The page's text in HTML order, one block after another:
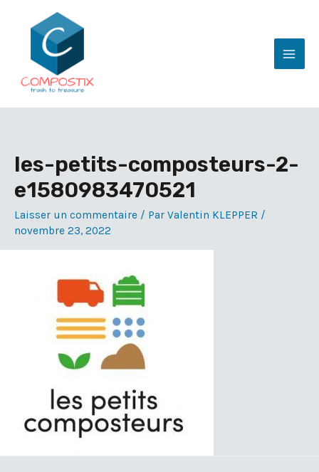
les-petits-composteurs-2-
e1580983470521
Laisser un commentaire / Par Valentin KLEPPER /
novembre 23, 2022